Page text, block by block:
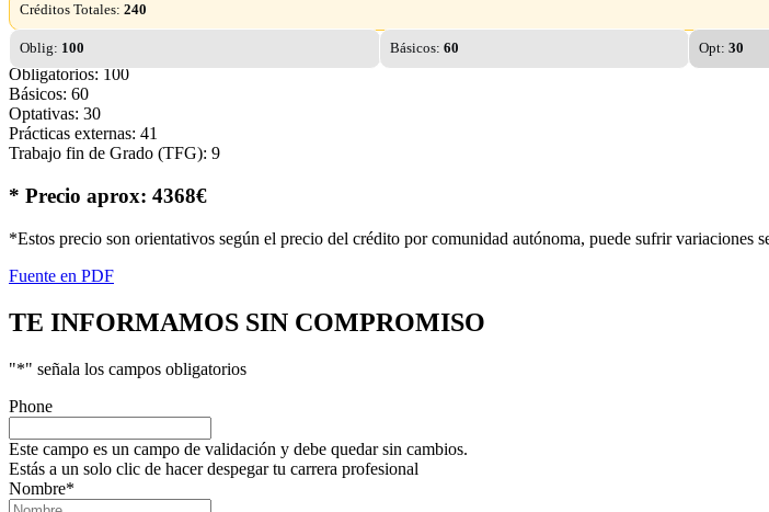
Créditos Totales: 240
Oblig: 100 Básicos: 60 Opt: 30
Obligatorios: 100
Básicos: 60
Optativas: 30
Prácticas externas: 41
Trabajo fin de Grado (TFG): 9
* Precio aprox: 4368€
*Estos precio son orientativos según el precio del crédito por comunidad autónoma, puede sufrir variaciones
Fuente en PDF
TE INFORMAMOS SIN COMPROMISO
"*" señala los campos obligatorios
Phone
Este campo es un campo de validación y debe quedar sin cambios.
Estás a un solo clic de hacer despegar tu carrera profesional
Nombre*